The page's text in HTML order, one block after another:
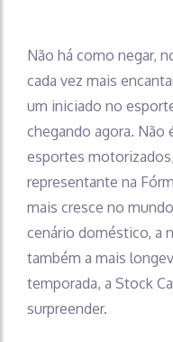
Não há como negar,
cada vez mais
um iniciado no
chegando agora. Não
esportes
representante na
mais cresce no
cenário doméstico, a
também a mais
temporada, a Stock
surpreender.